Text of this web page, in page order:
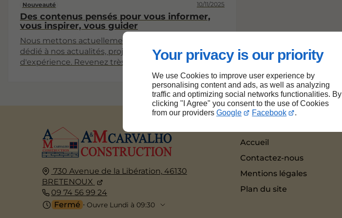
Your privacy is our priority
We use Cookies to improve user experience by
personalising content and ads, as well as analyzing
traffic and optimizing social networks functionalities. By
clicking "I Agree" you consent to the use of Cookies
from our providers Google Facebook .
Nouveauté 10/11/2025
Des contenus pensés pour vous informer,
vous inspirer, vous guider
Nous mettons actuellement en place un espace
dédié à nos actualités, projets et partages
d'expérience. Revenez très bientôt pour découvrir
730 Avenue de la Libération, 46130
BRETENOUX
09 74 56 99 24
Fermé ⋅ Ouvre Lundi à 09:30
Accueil
Contactez-nous
Mentions légales
Plan du site